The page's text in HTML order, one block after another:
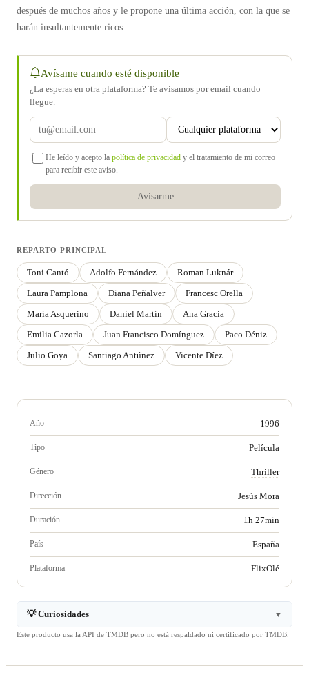
después de muchos años y le propone una última acción, con la que se
harán insultantemente ricos.
Avísame cuando esté disponible
¿La esperas en otra plataforma? Te avisamos por email cuando
llegue.
He leído y acepto la política de privacidad y el tratamiento de mi correo
para recibir este aviso.
Avisarme
REPARTO PRINCIPAL
Toni Cantó Adolfo Fernández
Roman Luknár
Laura Pamplona
Diana Peñalver
Francesc Orella
María Asquerino
Daniel Martín
Ana Gracia
Emilia Cazorla
Juan Francisco Domínguez
Paco Déniz
Julio Goya
Santiago Antúnez Vicente Díez
Año 1996
Tipo Película
Género Thriller
Dirección Jesús Mora
Duración 1h 27min
País España
Plataforma FlixOlé
💡 Curiosidades ▼
Este producto usa la API de TMDB pero no está respaldado ni certificado por TMDB.